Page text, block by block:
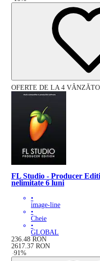
OFERTE DE LA 4
FL Studio - Producer
nelimitate 6 luni
•
image-line
•
Cheie
•
GLOBAL
236.48 RON
2617.37 RON
-91%